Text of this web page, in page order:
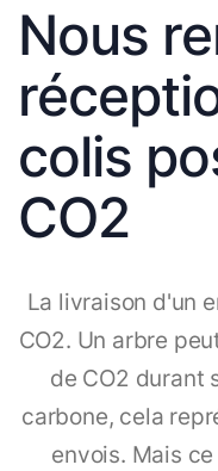
Nous
colis
CO2
La livraison d'un
CO2. Un arbre
de CO2 durant
carbone, cela
envois. Mais